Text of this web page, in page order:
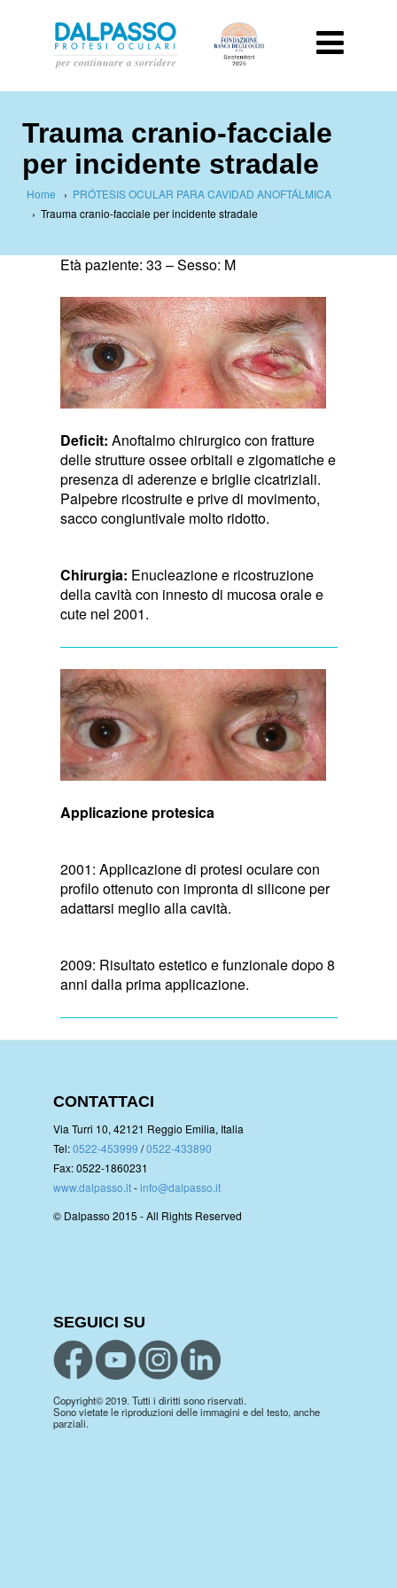
Trauma cranio-facciale
per incidente stradale
Home › PRÓTESIS OCULAR PARA CAVIDAD ANOFTÁLMICA
› Trauma cranio-facciale per incidente stradale
Età paziente: 33 –Sesso: M
Deficit: Anoftalmo chirurgico con fratture
delle strutture ossee orbitali e zigomatiche e
presenza di aderenze e briglie cicatriziali.
Palpebre ricostruite e prive di movimento,
sacco congiuntivale molto ridotto.
Chirurgia: Enucleazione e ricostruzione
della cavità con innesto di mucosa orale e
cute nel 2001.
Applicazione protesica
2001: Applicazione di protesi oculare con
profilo ottenuto con impronta di silicone per
adattarsi meglio alla cavità.
2009: Risultato estetico e funzionale dopo 8
anni dalla prima applicazione.
CONTATTACI
Via Turri 10, 42121 Reggio Emilia, Italia
Tel:0522-453999 /0522-433890
Fax: 0522-1860231
www.dalpasso.it-info@dalpasso.it
© Dalpasso 2015 - All Rights Reserved
SEGUICI SU
Copyright© 2019. Tutti i diritti sono riservati.
Sono vietate le riproduzioni delle immagini e del testo, anche
parziali.